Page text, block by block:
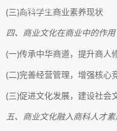
(三)商科学生商业素养现状
四、商业文化在商业中的作用
(一)传承中华商道，提升商人
(二)完善经营管理，增强核心
(三)促进文化发展，建设社会
五、商业文化融入商科人才
在线投稿